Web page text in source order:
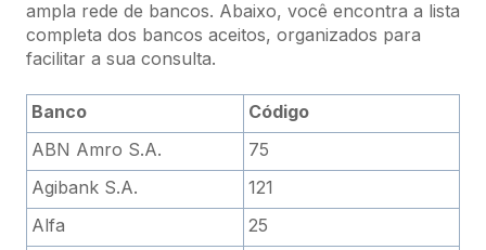
ampla rede de bancos. Abaixo, você encontra a lista
completa dos bancos aceitos, organizados para
facilitar a sua consulta.
Banco
Código
ABN Amro S.A.
75
Agibank S.A.
121
Alfa
25